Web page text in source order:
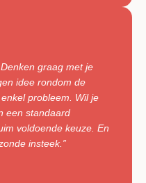
graag met je
idee rondom de
probleem. Wil je
een standaard
voldoende keuze. En
insteek.”